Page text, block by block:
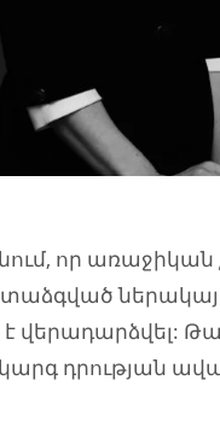
որ
վերադարձվել:
դրության